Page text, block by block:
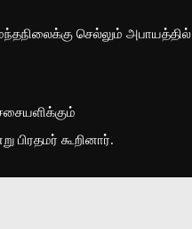
செல்லும் அபாயத்தில்
கூறினார்.